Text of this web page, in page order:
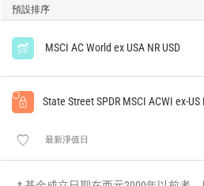
預設排序
MSCI AC World ex USA NR USD
State Street SPDR MSCI ACWI ex-US
最新淨值日